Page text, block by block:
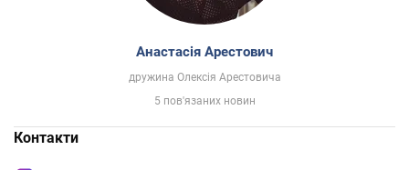
Анастасія Арестович
дружина Олексія Арестовича
5 пов'язаних новин
Контакти